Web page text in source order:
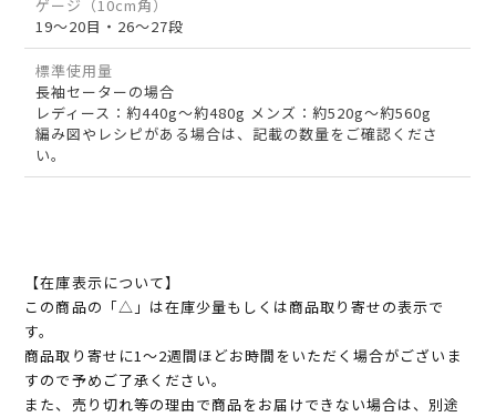
ゲージ（10cm角）
19～20目・26～27段
標準使用量
長袖セーターの場合
レディース：約440g～約480g メンズ：約520g～約560g
編み図やレシピがある場合は、記載の数量をご確認くださ
い。
【在庫表示について】
この商品の「△」は在庫少量もしくは商品取り寄せの表示で
す。
商品取り寄せに1～2週間ほどお時間をいただく場合がございま
すので予めご了承ください。
また、売り切れ等の理由で商品をお届けできない場合は、別途